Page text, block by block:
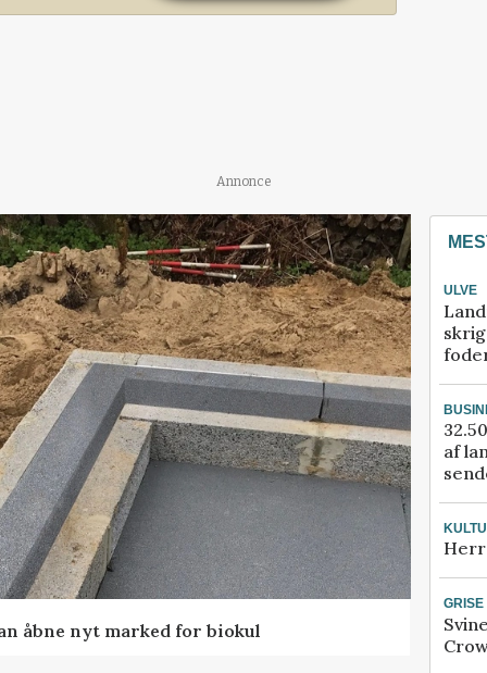
Annonce
åbne nyt marked for biokul
ULVE
af
GRISE